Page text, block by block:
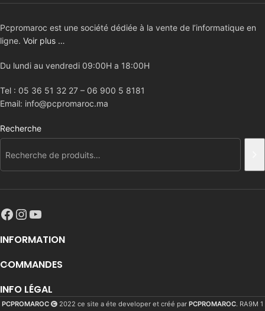
Pcpromaroc est une société dédiée à la vente de l’informatique en
ligne. Voir plus …
Du lundi au vendredi 09:00H a 18:00H
Tel : 05 36 51 32 27 – 06 900 5 8181
Email: info@pcpromaroc.ma
Recherche
INFORMATION
COMMANDES
INFO LÉGAL
PCPROMAROC 2022 ce site a éte developer et créé par PCPROMAROC. RA9M 1